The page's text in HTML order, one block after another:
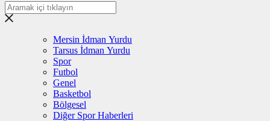
Mersin İdman Yurdu
Tarsus İdman Yurdu
Spor
Futbol
Genel
Basketbol
Bölgesel
Diğer Spor Haberleri